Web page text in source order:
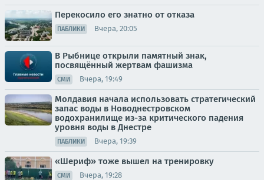
Перекосило его знатно от отказа
ПАБЛИКИ Вчера, 20:05
В Рыбнице открыли памятный знак,
посвящённый жертвам фашизма
СМИ Вчера, 19:49
Молдавия начала использовать стратегический
запас воды в Новоднестровском
водохранилище из-за критического падения
уровня воды в Днестре
ПАБЛИКИ Вчера, 19:39
«Шериф» тоже вышел на тренировку
СМИ Вчера, 19:28